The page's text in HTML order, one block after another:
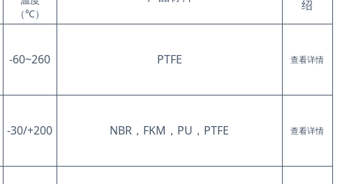
绍
（℃）
-60~260 PTFE 查看详情
-30/+200 NBR，FKM，PU，PTFE 查看详情